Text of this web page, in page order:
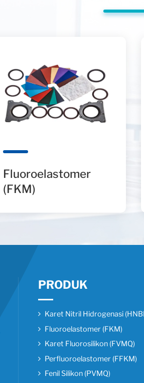
Fluoroelastomer
(FKM)
PRODUK
Karet Nitril Hidrogenasi
Fluoroelastomer (FKM)
Karet Fluorosilikon (FVMQ)
Perfluoroelastomer (FFKM)
Fenil Silikon (PVMQ)